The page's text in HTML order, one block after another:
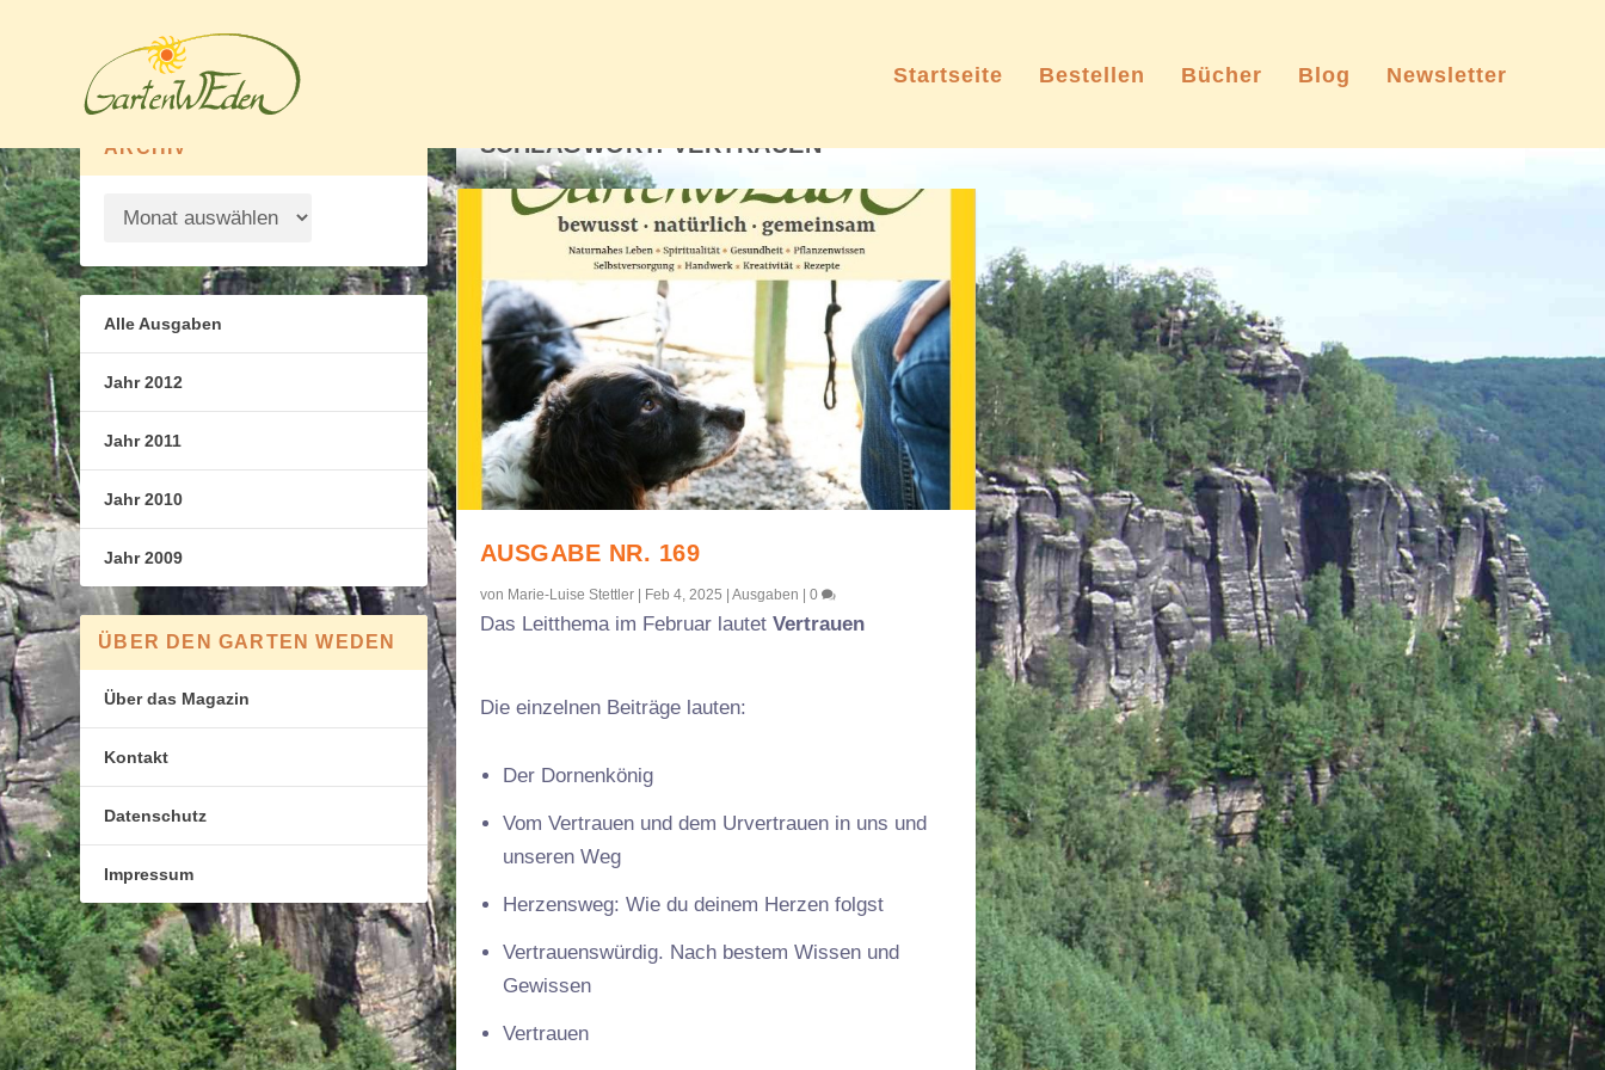
Startseite Bestellen Bücher Blog Newsletter
SCHLAGWORT:VERTRAUEN
AUSGABE NR. 169
von Marie-Luise Stettler| Feb 4, 2025 Ausgaben 0
Das Leitthema im Februar lautet Vertrauen
Die einzelnen Beiträge lauten:
Der Dornenkönig
Vom Vertrauen und dem Urvertrauen in uns und
unseren Weg
Herzensweg: Wie du deinem Herzen folgst
Vertrauenswürdig. Nach bestem Wissen und
Gewissen
Vertrauen
ARCHIV
Alle Ausgaben
Jahr 2012
Jahr 2011
Jahr 2010
Jahr 2009
ÜBER DEN GARTEN WEDEN
Über das Magazin
Kontakt
Datenschutz
Impressum